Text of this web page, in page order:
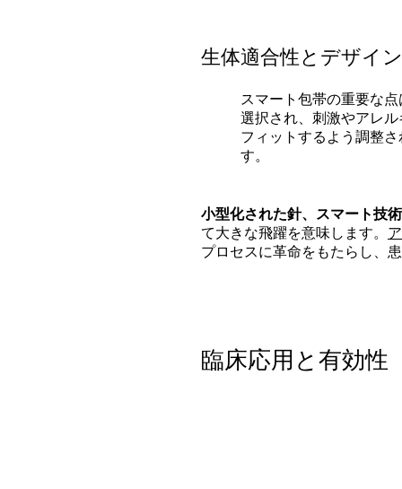
生体適合性とデザイン
スマート包帯の重要な
選択され、刺激やアレ
フィットするよう調整
す。
小型化された針、スマート技
て大きな飛躍を意味します。
プロセスに革命をもたらし、
臨床応用と有効性